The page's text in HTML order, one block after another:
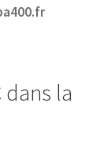
dans la